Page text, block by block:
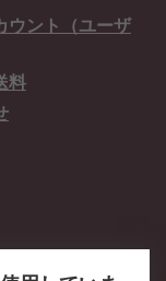
ウント（ユーザ
料